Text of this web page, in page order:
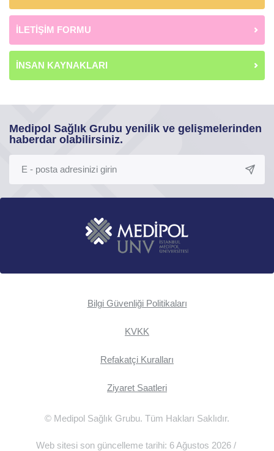
İLETİŞİM FORMU
İNSAN KAYNAKLARI
Medipol Sağlık Grubu yenilik ve gelişmelerinden
haberdar olabilirsiniz.
Bilgi Güvenliği Politikaları
KVKK
Refakatçi Kuralları
Ziyaret Saatleri
© Medipol Sağlık Grubu. Tüm Hakları Saklıdır.
Web sitesi son güncelleme tarihi: 6 Ağustos 2026 /